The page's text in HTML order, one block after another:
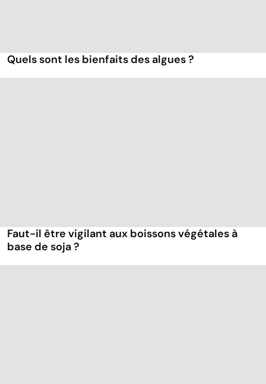
Quels sont les bienfaits des algues ?
Faut-il être vigilant aux boissons végétales à
base de soja ?